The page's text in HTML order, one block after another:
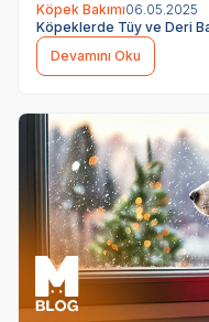
Köpek Bakımı06.05.2025
Köpeklerde Tüy ve Deri
Devamını Oku